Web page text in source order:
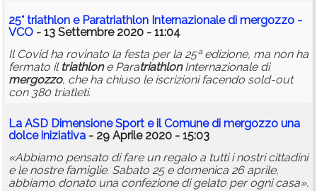
25°triathlon e Paratriathlon Internazionale di mergozzo -
VCO - 13 Settembre 2020 - 11:04
Il Covid ha rovinato la festa per la 25ª edizione, ma non ha
fermato il triathlone ParatriathlonInternazionale di
mergozzo, che ha chiuso le iscrizioni facendo sold-out
con 380 triatleti.
La ASD Dimensione Sport e il Comune di mergozzo una
dolce iniziativa - 29 Aprile 2020 - 15:03
«Abbiamo pensato di fare un regalo a tutti i nostri cittadini
e le nostre famiglie. Sabato 25 e domenica 26 aprile,
abbiamo donato una confezione di gelato per ogni casa».